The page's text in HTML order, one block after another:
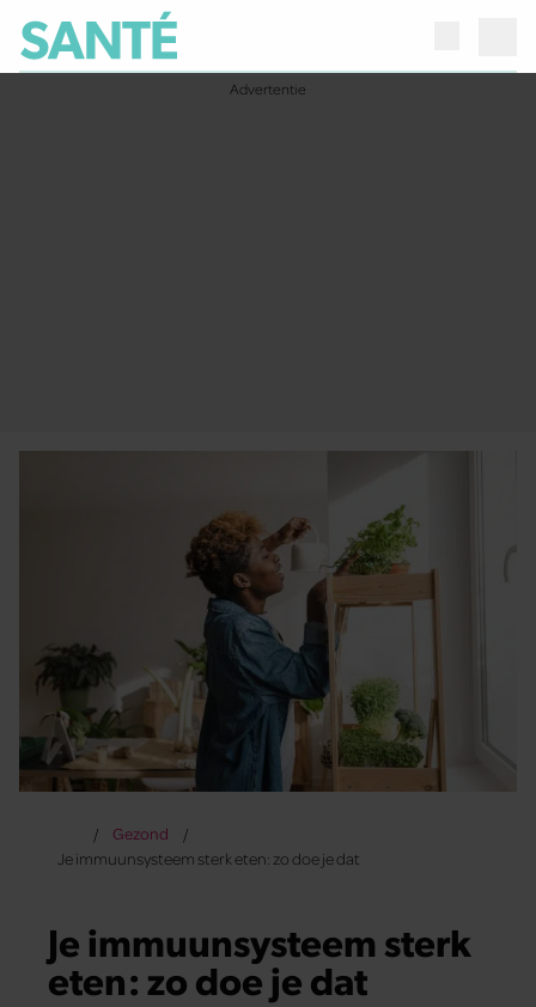
Gezond
Je immuunsysteem sterk eten: zo doe je dat
Je immuunsysteem sterk
eten: zo doe je dat